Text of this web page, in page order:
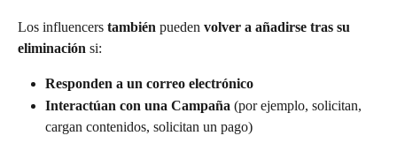
Los influencers también pueden volver a añadirse tras su
eliminación si:
Responden a un correo electrónico
Interactúan con una Campaña (por ejemplo, solicitan,
cargan contenidos, solicitan un pago)